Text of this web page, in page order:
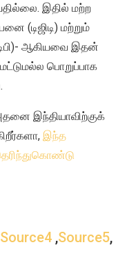
இதில் மற்ற
(டிஜிடி) மற்றும்
ஆகியவை இதன்
மட்டுமல்ல பொறுப்பாக
இந்தியாவிற்குக்
இந்த
Source4 ,Source5,